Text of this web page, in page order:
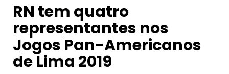
RN tem quatro
representantes nos
Jogos Pan-Americanos
de Lima 2019